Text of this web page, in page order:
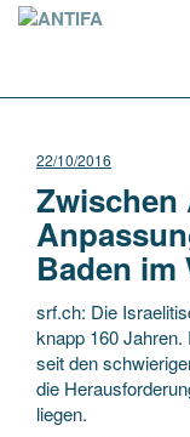
22/10/2016
Baden im
srf.ch: Die
knapp 160
seit den
die
liegen.